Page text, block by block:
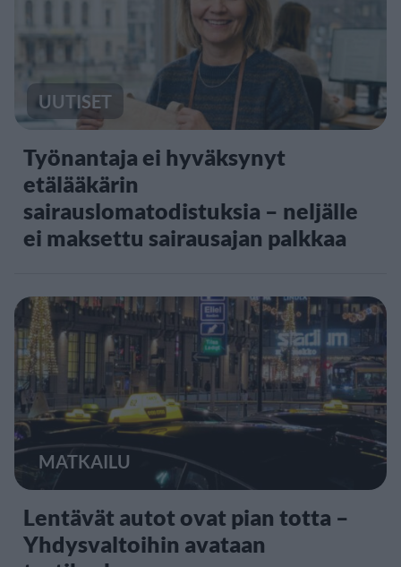
UUTISET
Työnantaja ei hyväksynyt
etälääkärin
sairauslomatodistuksia – neljälle
ei maksettu sairausajan palkkaa
MATKAILU
Lentävät autot ovat pian totta –
Yhdysvaltoihin avataan